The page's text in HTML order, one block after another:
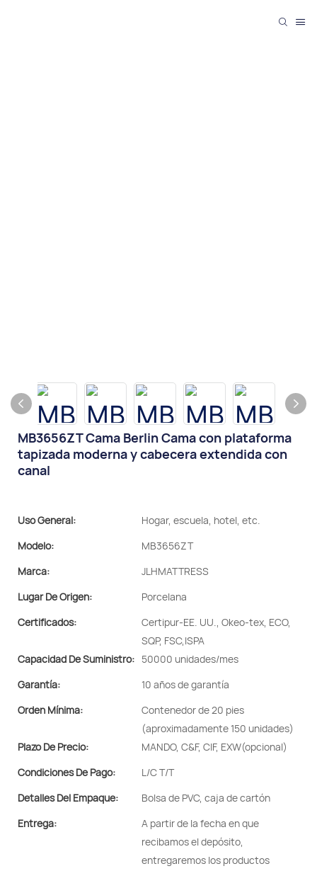
MB3656ZT Cama Berlin Cama con plataforma
tapizada moderna y cabecera extendida con
canal
Uso General:
Hogar, escuela, hotel, etc.
Modelo:
MB3656ZT
Marca:
JLHMATTRESS
Lugar De Origen:
Porcelana
Certificados:
Certipur-EE. UU., Okeo-tex, ECO,
SQP, FSC,ISPA
Capacidad De Suministro: 50000 unidades/mes
Garantía:
10 años de garantía
Orden Mínima:
Contenedor de 20 pies
(aproximadamente 150 unidades)
Plazo De Precio:
MANDO, C&F, CIF, EXW(opcional)
Condiciones De Pago:
L/C T/T
Detalles Del Empaque:
Bolsa de PVC, caja de cartón
Entrega:
A partir de la fecha en que
recibamos el depósito,
entregaremos los productos